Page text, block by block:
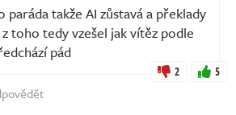
takže AI zůstavá a překlady
toho tedy vzešel jak vítěz podle
pád
2 5